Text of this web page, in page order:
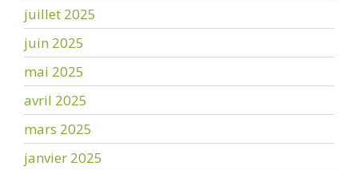
juillet 2025
juin 2025
mai 2025
avril 2025
mars 2025
janvier 2025